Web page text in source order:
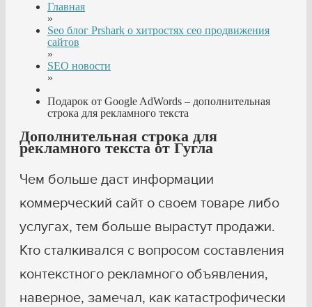
Главная
»
Seo блог Prshark о хитростях сео продвижения
сайтов
»
SEO новости
»
Подарок от Google AdWords – дополнительная
строка для рекламного текста
Дополнительная строка для
рекламного текста от Гугла
Чем больше даст информации
коммерческий сайт о своем товаре либо
услугах, тем больше вырастут продажи.
Кто сталкивался с вопросом составления
контекстного рекламного объявления,
наверное, замечал, как катастрофически